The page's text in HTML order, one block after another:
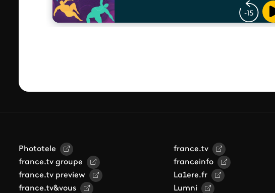
Phototele
france.tv groupe
france.tv preview
france.tv&vous
france.tv
franceinfo
La1ere.fr
Lumni